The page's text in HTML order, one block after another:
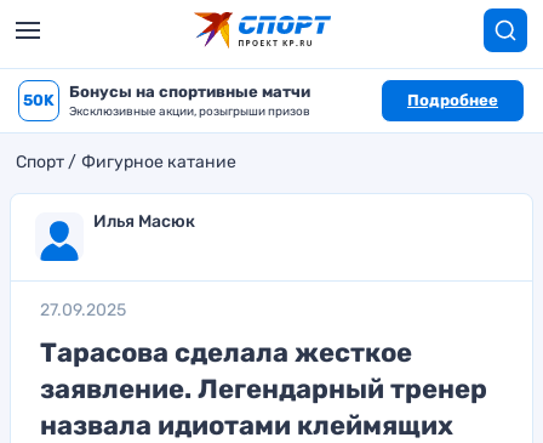
50K Бонусы на спортивные матчи
Эксклюзивные акции, розыгрыши призов
Подробнее
Спорт Фигурное катание
Илья Масюк
27.09.2025
Тарасова сделала жесткое
заявление. Легендарный тренер
назвала идиотами клеймящих